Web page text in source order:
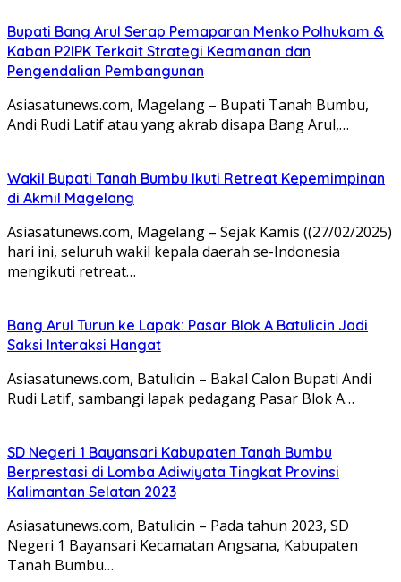
Bupati Bang Arul Serap Pemaparan Menko Polhukam &
Kaban P2IPK Terkait Strategi Keamanan dan
Pengendalian Pembangunan
Asiasatunews.com, Magelang – Bupati Tanah Bumbu,
Andi Rudi Latif atau yang akrab disapa Bang Arul,…
Wakil Bupati Tanah Bumbu Ikuti Retreat Kepemimpinan
di Akmil Magelang
Asiasatunews.com, Magelang – Sejak Kamis ((27/02/2025)
hari ini, seluruh wakil kepala daerah se-Indonesia
mengikuti retreat…
Bang Arul Turun ke Lapak: Pasar Blok A Batulicin Jadi
Saksi Interaksi Hangat
Asiasatunews.com, Batulicin – Bakal Calon Bupati Andi
Rudi Latif, sambangi lapak pedagang Pasar Blok A…
SD Negeri 1 Bayansari Kabupaten Tanah Bumbu
Berprestasi di Lomba Adiwiyata Tingkat Provinsi
Kalimantan Selatan 2023
Asiasatunews.com, Batulicin – Pada tahun 2023, SD
Negeri 1 Bayansari Kecamatan Angsana, Kabupaten
Tanah Bumbu…